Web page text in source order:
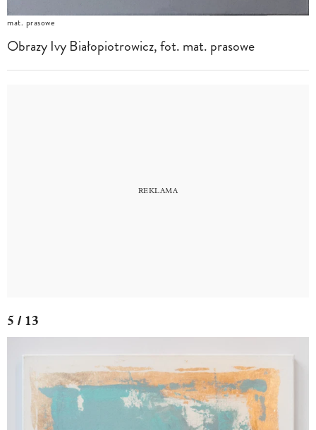
mat. prasowe
Obrazy Ivy Białopiotrowicz, fot. mat. prasowe
5 / 13